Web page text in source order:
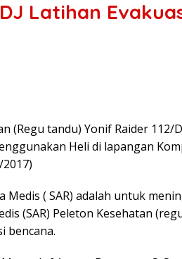
Latihan
(Regu tandu) Yonif Raider 112/
Heli di lapangan
Medis ( SAR) adalah untuk
(SAR) Peleton Kesehatan
bencana.